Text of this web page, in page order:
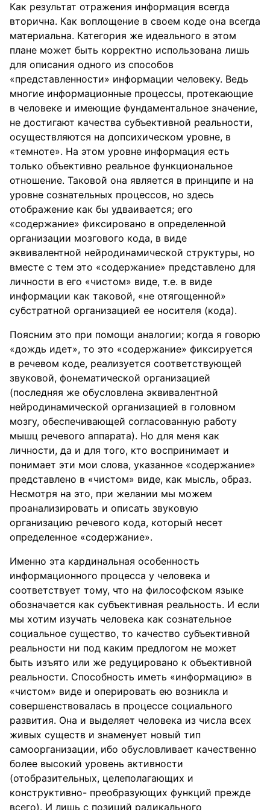
Как результат отражения информация всегда
вторична. Как воплощение в своем коде она всегда
материальна. Категория же идеального в этом
плане может быть корректно использована лишь
для описания одного из способов
«представленности» информации человеку. Ведь
многие информационные процессы, протекающие
в человеке и имеющие фундаментальное значение,
не достигают качества субъективной реальности,
осуществляются на допсихическом уровне, в
«темноте». На этом уровне информация есть
только объективно реальное функциональное
отношение. Таковой она является в принципе и на
уровне сознательных процессов, но здесь
отображение как бы удваивается; его
«содержание» фиксировано в определенной
организации мозгового кода, в виде
эквивалентной нейродинамической структуры, но
вместе с тем это «содержание» представлено для
личности в его «чистом» виде, т.е. в виде
информации как таковой, «не отягощенной»
субстратной организацией ее носителя (кода).
Поясним это при помощи аналогии; когда я говорю
«дождь идет», то это «содержание» фиксируется
в речевом коде, реализуется соответствующей
звуковой, фонематической организацией
(последняя же обусловлена эквивалентной
нейродинамической организацией в головном
мозгу, обеспечивающей согласованную работу
мышц речевого аппарата). Но для меня как
личности, да и для того, кто воспринимает и
понимает эти мои слова, указанное «содержание»
представлено в «чистом» виде, как мысль, образ.
Несмотря на это, при желании мы можем
проанализировать и описать звуковую
организацию речевого кода, который несет
определенное «содержание».
Именно эта кардинальная особенность
информационного процесса у человека и
соответствует тому, что на философском языке
обозначается как субъективная реальность. И если
мы хотим изучать человека как сознательное
социальное существо, то качество субъективной
реальности ни под каким предлогом не может
быть изъято или же редуцировано к объективной
реальности. Способность иметь «информацию» в
«чистом» виде и оперировать ею возникла и
совершенствовалась в процессе социального
развития. Она и выделяет человека из числа всех
живых существ и знаменует новый тип
самоорганизации, ибо обусловливает качественно
более высокий уровень активности
(отобразительных, целеполагающих и
конструктивно- преобразующих функций прежде
всего). И лишь с позиций радикального